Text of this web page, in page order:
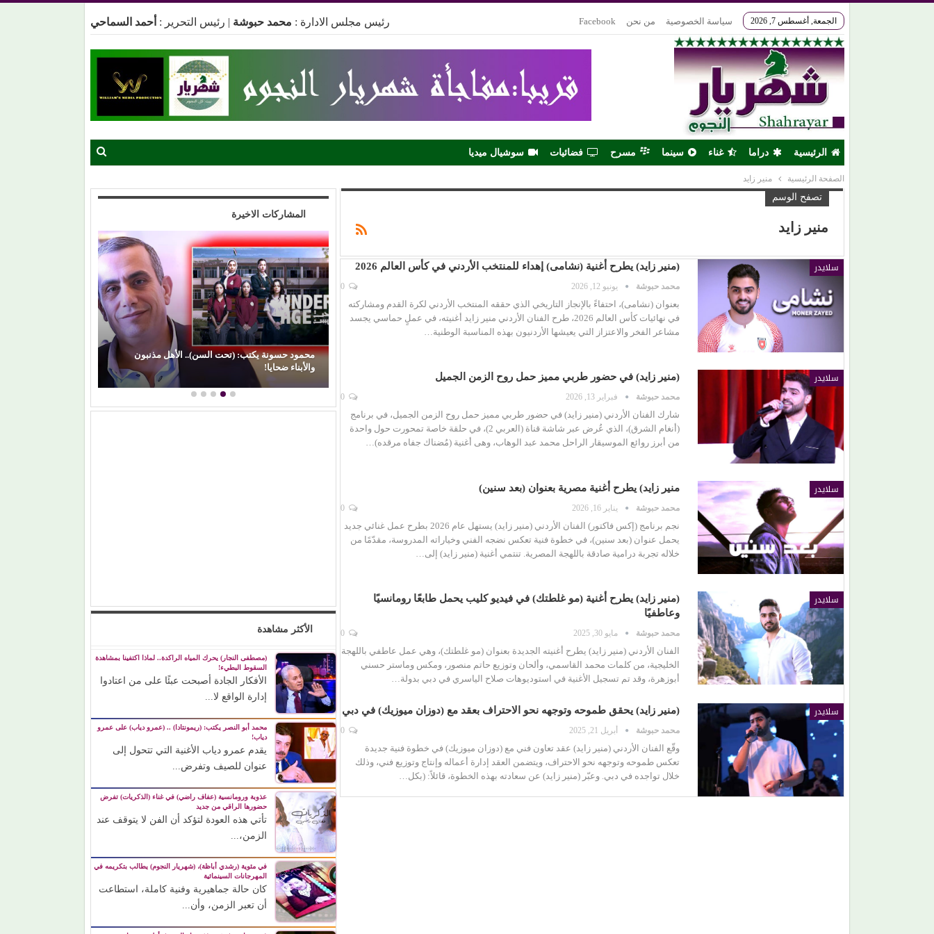
الجمعة, أغسطس 7, 2026 سياسة الخصوصية من نحن Facebook رئيس مجلس الادارة : محمد حبوشة | رئيس التحرير : أحمد السماحي
الرئيسية دراما غناء سينما مسرح فضائيات سوشيال ميديا
الصفحة الرئيسية منير زايد
تصفح الوسم
منير زايد
سلايدر (منير زايد) يطرح أغنية (نشامى) إهداء للمنتخب الأردني في كأس العالم 2026
محمد حبوشة يونيو 12, 2026
بعنوان (نشامى)، احتفاءً بالإنجاز التاريخي الذي حققه المنتخب الأردني لكرة القدم ومشاركته
في نهائيات كأس العالم 2026، طرح الفنان الأردني منير زايد أغنيته، في عملٍ حماسي يجسد
مشاعر الفخر والاعتزاز التي يعيشها الأردنيون بهذه المناسبة الوطنية…
سلايدر (منير زايد) في حضور طربي مميز حمل روح الزمن الجميل
محمد حبوشة فبراير 13, 2026
شارك الفنان الأردني (منير زايد) في حضور طربي مميز حمل روح الزمن الجميل، في برنامج
(أنغام الشرق)، الذي عُرض عبر شاشة قناة (العربي 2)، في حلقة خاصة تمحورت حول واحدة
من أبرز روائع الموسيقار الراحل محمد عبد الوهاب، وهى أغنية (مُضناك جفاه مرقده)…
سلايدر منير زايد) يطرح أغنية مصرية بعنوان (بعد سنين)
محمد حبوشة يناير 16, 2026
نجم برنامج (إكس فاكتور) الفنان الأردني (منير زايد) يستهل عام 2026 بطرح عمل غنائي جديد
يحمل عنوان (بعد سنين)، في خطوة فنية تعكس نضجه الفني وخياراته المدروسة، مقدّمًا من
خلاله تجربة درامية صادقة باللهجة المصرية. تنتمي أغنية (منير زايد) إلى…
سلايدر
(منير زايد) يطرح أغنية (مو غلطتك) في فيديو كليب يحمل طابعًا رومانسيًا
وعاطفيًا
محمد حبوشة مايو 30, 2025
الفنان الأردني (منير زايد) يطرح أغنيته الجديدة بعنوان (مو غلطتك)، وهي عمل عاطفي باللهجة
الخليجية، من كلمات محمد القاسمي، وألحان وتوزيع حاتم منصور، ومكس وماستر حسني
أبوزهرة، وقد تم تسجيل الأغنية في استوديوهات صلاح الياسري في دبي بدولة…
سلايدر (منير زايد) يحقق طموحه وتوجهه نحو الاحتراف بعقد مع (دوزان ميوزيك) في دبي
محمد حبوشة أبريل 21, 2025
وقّع الفنان الأردني (منير زايد) عقد تعاون فني مع (دوزان ميوزيك) في خطوة فنية جديدة
تعكس طموحه وتوجهه نحو الاحتراف، ويتضمن العقد إدارة أعماله وإنتاج وتوزيع فني، وذلك
خلال تواجده في دبي. وعبّر (منير زايد) عن سعادته بهذه الخطوة، قائلاً: (بكل…
المشاركات الاخيرة
(هاني شنودة).. الغائب الذي سيقود افتتاح (مهرجان
محمود حسونة يكتب: (تحت السن).. الأهل مذنبون
والأبناء ضحايا!
الأكثر مشاهدة
(مصطفى النجار) يحرك المياه الراكدة.. لماذا اكتفينا بمشاهدة
السقوط البطيء!
الأفكار الجادة أصبحت عبئًا على من اعتادوا
إدارة الواقع لا...
محمد أبو النصر يكتب: (ريمونتادا) .. (عمرو دياب) على عمرو
دياب!
يقدم عمرو دياب الأغنية التي تتحول إلى
عنوان للصيف وتفرض...
عذوبة ورومانسية (عفاف راضي) في غناء (الذكريات) تفرض
حضورها الراقي من جديد
تأتي هذه العودة لتؤكد أن الفن لا يتوقف عند
الزمن،...
في مئوية (رشدي أباظة)، (شهريار النجوم) يطالب بتكريمه في
المهرجانات السينمائية
كان حالة جماهيرية وفنية كاملة، استطاعت
أن تعبر الزمن، وأن...